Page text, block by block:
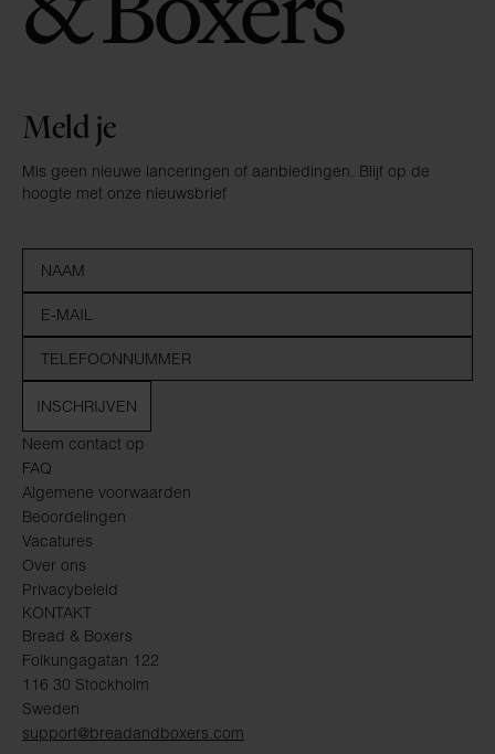
Neem contact op
FAQ
Algemene voorwaarden
Beoordelingen
Vacatures
Over ons
Privacybeleid
KONTAKT
Bread & Boxers
Folkungagatan 122
116 30 Stockholm
Sweden
support@breadandboxers.com
Meld je
Mis geen nieuwe lanceringen of aanbiedingen. Blijf op de
hoogte met onze nieuwsbrief
INSCHRIJVEN